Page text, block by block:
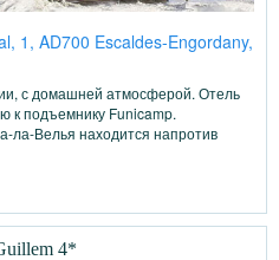
1, AD700 Escaldes-Engordany,
с домашней атмосферой. Отель
к подъемнику Funicamp.
ла-Велья находится напротив
4*